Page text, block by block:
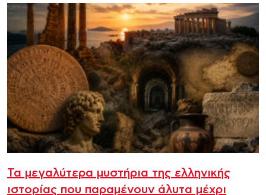
Τα μεγαλύτερα μυστήρια της ελληνικής
ιστορίας που παραμένουν άλυτα μέχρι